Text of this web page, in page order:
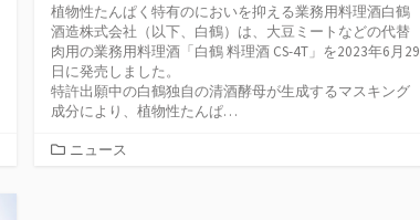
植物性たんぱく特有のにおいを抑える業務用料理酒白鶴
酒造株式会社（以下、白鶴）は、大豆ミートなどの代替
肉用の業務用料理酒「白鶴 料理酒 CS-4T」を2023年6月29
日に発売しました。
特許出願中の白鶴独自の清酒酵母が生成するマスキング
成分により、植物性たんぱ…
カニュース